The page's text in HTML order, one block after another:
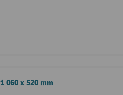
060 x 520 mm